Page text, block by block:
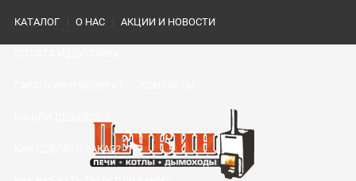
КАТАЛОГ О НАС АКЦИИ И НОВОСТИ
КАК СДЕЛАТЬ ЗАКАЗ?